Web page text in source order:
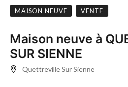
MAISON NEUVE VENTE
Maison neuve à
SUR SIENNE
Quettreville Sur Sienne